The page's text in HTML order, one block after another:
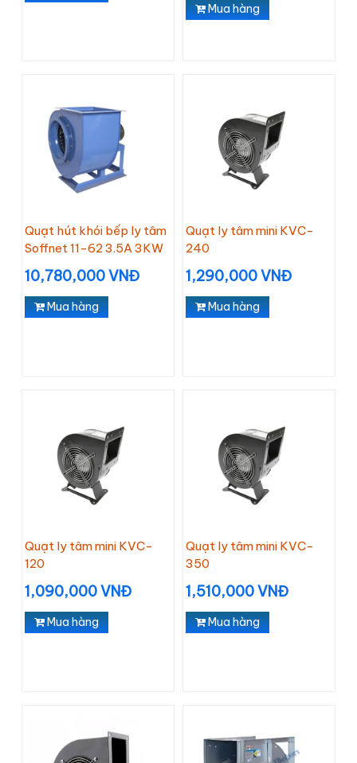
Mua hàng
Quạt hút khói bếp ly tâm
Soffnet 11-62 3.5A 3KW
10,780,000 VNĐ
Mua hàng
Quạt ly tâm mini KVC-
240
1,290,000 VNĐ
Mua hàng
Quạt ly tâm mini KVC-
120
1,090,000 VNĐ
Mua hàng
Quạt ly tâm mini KVC-
350
1,510,000 VNĐ
Mua hàng